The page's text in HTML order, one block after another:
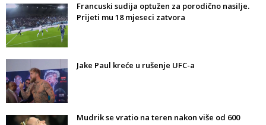
Francuski sudija optužen za porodično nasilje.
Prijeti mu 18 mjeseci zatvora
Jake Paul kreće u rušenje UFC-a
Mudrik se vratio na teren nakon više od 600